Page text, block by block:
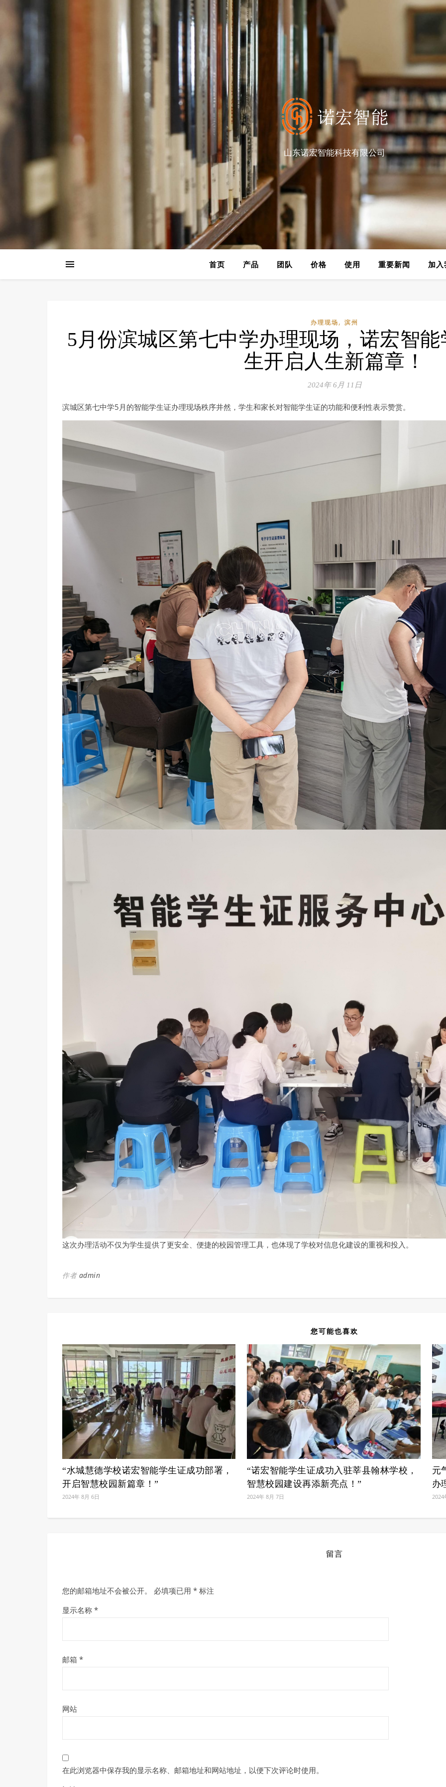
山东诺宏智能科技有限公司
首页 产品 团队 价格 使用 重要新闻 加
办理现场, 滨州
5月份滨城区第七中学办理现场，诺宏智
生开启人生新篇章！
2024年 6月 11日
滨城区第七中学5月的智能学生证办理现场秩序井然，学生和家长对智能学生证的功能和便利性表示赞赏。
这次办理活动不仅为学生提供了更安全、便捷的校园管理工具，也体现了学校对信息化建设的重视和投入。
作者 admin
您可能也喜欢
“水城慧德学校诺宏智能学生证成功部署，
开启智慧校园新篇章！”
2024年 8月 6日
“诺宏智能学生证成功入驻莘县翰林学校，
智慧校园建设再添新亮点！”
2024年 8月 7日
元
办
2024
留言
您的邮箱地址不会被公开。 必填项已用 * 标注
显示名称 *
邮箱 *
网站
在此浏览器中保存我的显示名称、邮箱地址和网站地址，以便下次评论时使用。